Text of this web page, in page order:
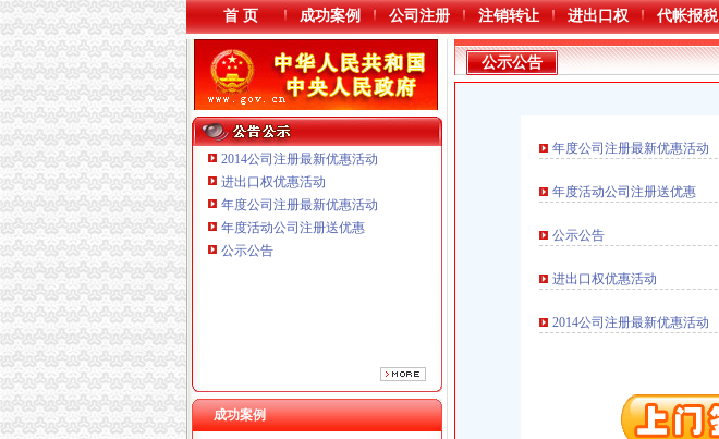
首 页 成功案例 公司注册 注销转让 进出口权 代帐报税
2014公司注册最新优惠活动
进出口权优惠活动
年度公司注册最新优惠活动
年度活动公司注册送优惠
公示公告
成功案例
重庆海谛升进出口贸易有限公司 渝北100万 （进出口权）
重庆斯苔登托生物科技有限公司 渝南10万 （工商注册）
重庆鑫聚建筑设备租赁有限公司 渝巴3万 （工商注册）
重庆凯誉网络通信技术工程有限公司渝中分公司 （工商注册）
公示公告
年度公司注册最新优惠活动
年度活动公司注册送优惠
公示公告
进出口权优惠活动
2014公司注册最新优惠活动